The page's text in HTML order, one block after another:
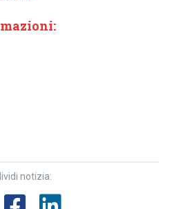
notizia: